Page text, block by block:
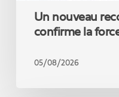
Un nouveau
confirme la
05/08/2026